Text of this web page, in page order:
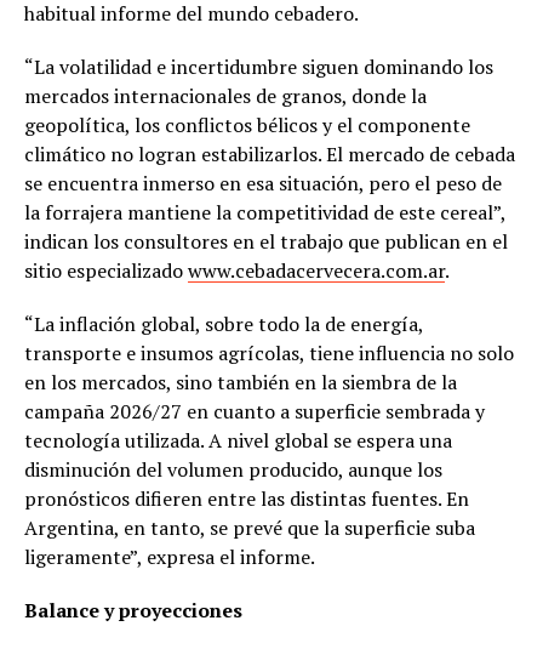
habitual informe del mundo cebadero.
“La volatilidad e incertidumbre siguen dominando los
mercados internacionales de granos, donde la
geopolítica, los conflictos bélicos y el componente
climático no logran estabilizarlos. El mercado de cebada
se encuentra inmerso en esa situación, pero el peso de
la forrajera mantiene la competitividad de este cereal”,
indican los consultores en el trabajo que publican en el
sitio especializadowww.cebadacervecera.com.ar.
“La inflación global, sobre todo la de energía,
transporte e insumos agrícolas, tiene influencia no solo
en los mercados, sino también en la siembra de la
campaña 2026/27 en cuanto a superficie sembrada y
tecnología utilizada. A nivel global se espera una
disminución del volumen producido, aunque los
pronósticos difieren entre las distintas fuentes. En
Argentina, en tanto, se prevé que la superficie suba
ligeramente”, expresa el informe.
Balance y proyecciones